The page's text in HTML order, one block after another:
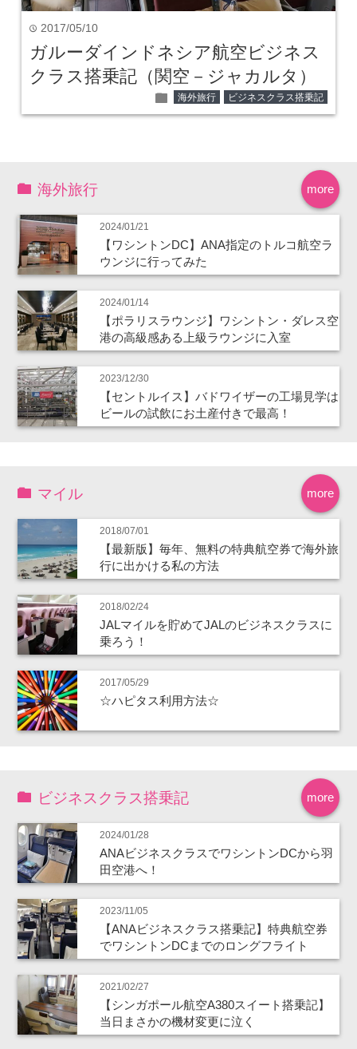
time 2017/05/10
ガルーダインドネシア航空ビジネス
クラス搭乗記（関空－ジャカルタ）
folder 海外旅行 ビジネスクラス搭乗記
more
海外旅行
2024/01/21
【ワシントンDC】ANA指定のトルコ航空ラ
ウンジに行ってみた
2024/01/14
【ポラリスラウンジ】ワシントン・ダレス空
港の高級感ある上級ラウンジに入室
2023/12/30
【セントルイス】バドワイザーの工場見学は
ビールの試飲にお土産付きで最高！
more
マイル
2018/07/01
【最新版】毎年、無料の特典航空券で海外旅
行に出かける私の方法
2018/02/24
JALマイルを貯めてJALのビジネスクラスに
乗ろう！
2017/05/29
☆ハピタス利用方法☆
more
ビジネスクラス搭乗記
2024/01/28
ANAビジネスクラスでワシントンDCから羽
田空港へ！
2023/11/05
【ANAビジネスクラス搭乗記】特典航空券
でワシントンDCまでのロングフライト
2021/02/27
【シンガポール航空A380スイート搭乗記】
当日まさかの機材変更に泣く